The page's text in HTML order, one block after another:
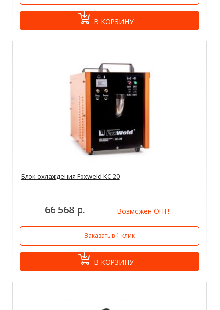
В КОРЗИНУ
Блок охлаждения Foxweld КС-20
66 568 р. Возможен ОПТ!
Заказать в 1 клик
В КОРЗИНУ